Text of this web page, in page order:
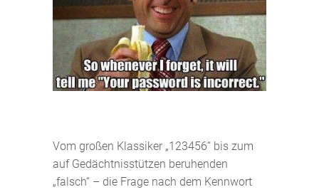
Vom großen Klassiker „123456“ bis zum
auf Gedächtnisstützen beruhenden
„falsch“ – die Frage nach dem Kennwort